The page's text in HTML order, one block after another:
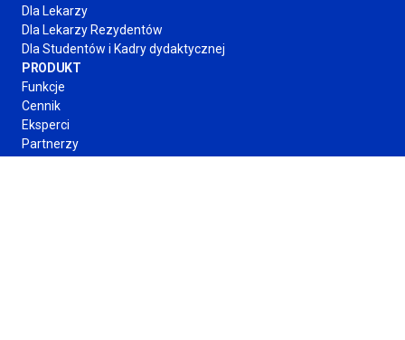
Dla Lekarzy
Dla Lekarzy Rezydentów
Dla Studentów i Kadrydydaktycznej
PRODUKT
Funkcje
Cennik
Eksperci
Partnerzy